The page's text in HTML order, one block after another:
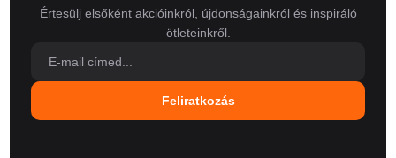
Értesülj elsőként akcióinkról, újdonságainkról és inspiráló
ötleteinkről.
Feliratkozás